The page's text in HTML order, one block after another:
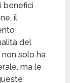
benefici
il
del
solo ha
ma le